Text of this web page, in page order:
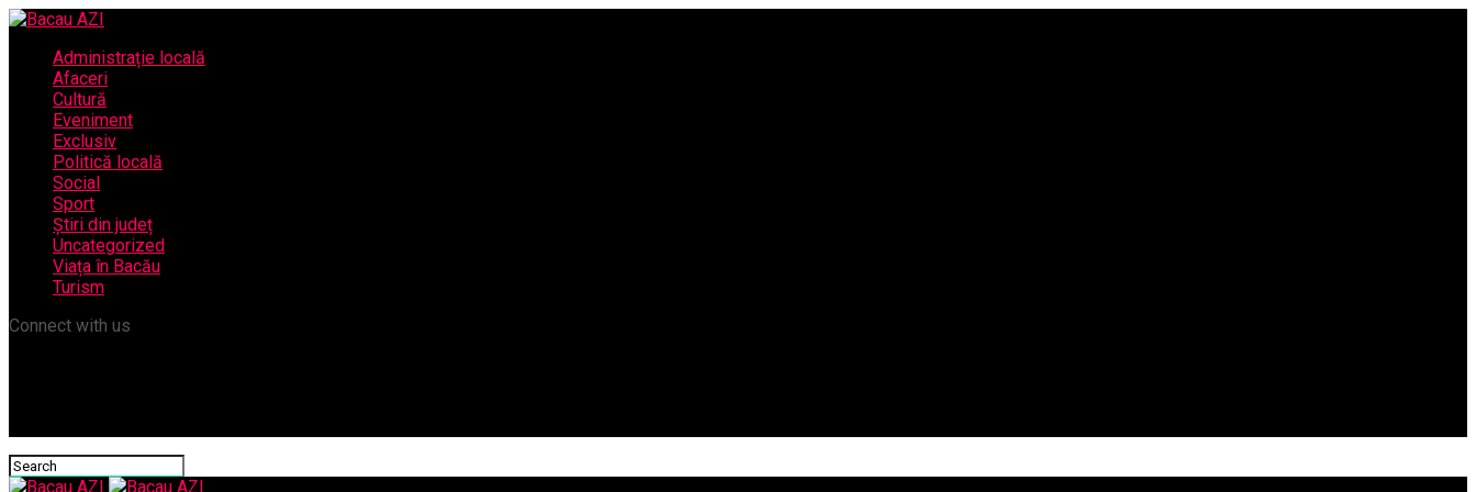
Administrație locală
Afaceri
Cultură
Eveniment
Exclusiv
Politică locală
Social
Sport
Știri din județ
Uncategorized
Viața în Bacău
Turism
Connect with us